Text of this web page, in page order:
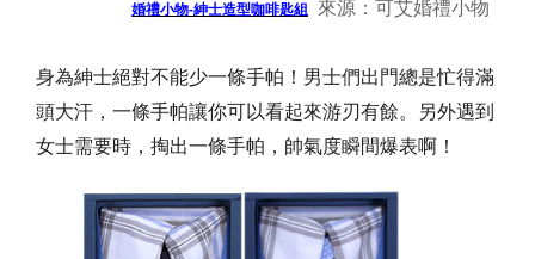
婚禮小物-紳士造型咖啡匙組 來源：可艾婚禮小物
身為紳士絕對不能少一條手帕！男士們出門總是忙得滿
頭大汗，一條手帕讓你可以看起來游刃有餘。另外遇到
女士需要時，掏出一條手帕，帥氣度瞬間爆表啊！